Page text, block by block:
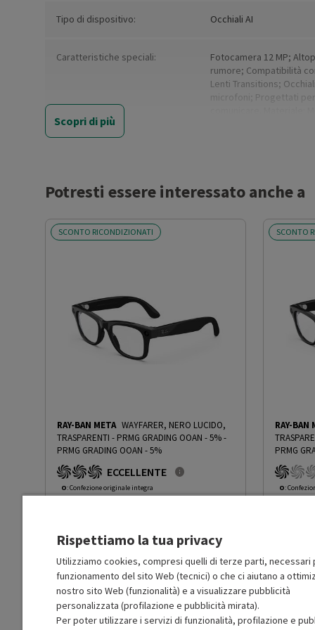
Tipo di dispositivo: Occhiali AI
Caratteristiche speciali:
Fotocamera 12 MP;
rumore; Compatibilità
Lenti Transitions;
microfoni; Progettati
Colore: Nero lucido, lenti
Colore (basic):
Compatibile con l'app: Si
Compatible devices:
Microfono integrato Sì
Tipo di batteria:
Altoparlanti integrati Sì
Corredo di fornitura: Custodia di ricarica;
Scopri di più
Potresti essere interessato anche a
SCONTO RICONDIZIONATI
RAY-BAN META WAYFARER, NERO LUCIDO,
TRASPARENTI - PRMG GRADING OOAN - 5%-
PRMG GRADING OOAN - 5%
ECCELLENTE
O: Confezione originale integra
O: Accessori principali presenti
Prodotto Nuovo 247.00 -5%
Ricondizionato Prezzo ridotto da
234.65a-30%
In Promozione 164.25
Aggiungi al carrello
SCONTO
RAY-BAN
PRMG
O:
O:
In
Rispettiamo la tua privacy
Utilizziamo cookies, compresi quelli di terze parti, necessari
funzionamento del sito Web (tecnici) o che ci aiutano a
nostro sito Web (funzionalità) e a visualizzare pubblicità
personalizzata (profilazione e pubblicità mirata).
Per poter utilizzare i servizi di funzionalità, profilazione e